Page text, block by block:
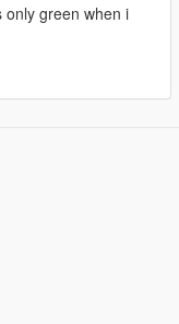
only green when i